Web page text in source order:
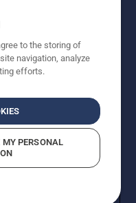
to the storing of
navigation, analyze
efforts.
MY PERSONAL